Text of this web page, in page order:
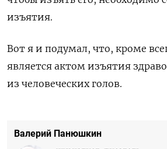
изъятия.
Вот я и подумал, что, кроме
является актом изъятия
из человеческих голов.
Валерий Панюшкин